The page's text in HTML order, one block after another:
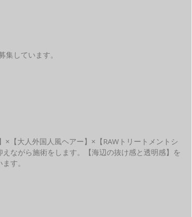
しています。
×【大人外国人風ヘアー】×【RAWトリートメントシ
ながら施術をします。【海辺の抜け感と透明感】を
す。